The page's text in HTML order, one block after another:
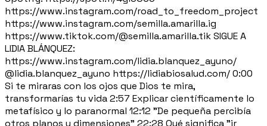
https://www.instagram.com/road_to_freedom_project
https://www.instagram.com/semilla.amarilla.ig
https://www.tiktok.com/@semilla.amarilla.tik SIGUE A
LIDIA BLÁNQUEZ:
https://www.instagram.com/lidia.blanquez_ayuno/
@lidia.blanquez_ayuno https://lidiabiosalud.com/ 0:00
Si te miraras con los ojos que Dios te mira,
transformarías tu vida 2:57 Explicar científicamente lo
metafísico y lo paranormal 12:12 "De pequeña percibía
otros planos y dimensiones" 22:28 Qué significa "ir